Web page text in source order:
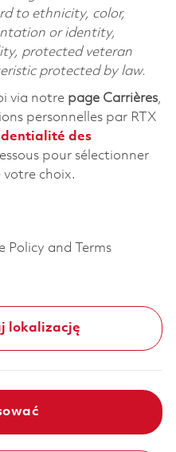
to ethnicity, color,
or identity,
protected veteran
protected by law.
via notre page Carrières,
personnelles par RTX
des
pour sélectionner
votre choix.
Policy and Terms
lokalizację